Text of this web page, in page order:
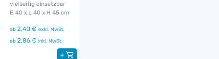
vielseitig einsetzbar
B 40 x L 40 x H 45 cm
ab 2,40 € exkl. MwSt.
ab 2,86 € inkl. MwSt.
+